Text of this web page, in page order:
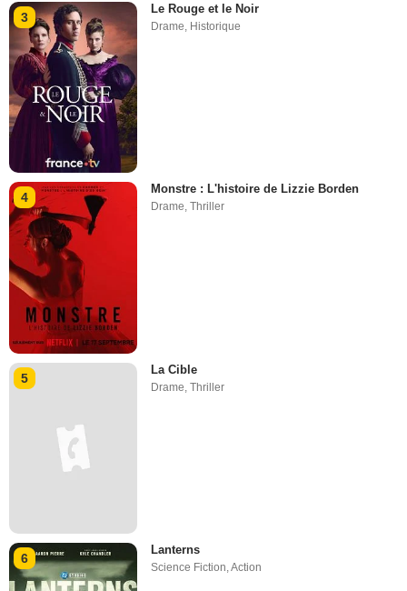
3
Le Rouge et le Noir
Drame, Historique
4
Monstre : L'histoire de Lizzie Borden
Drame,Thriller
5
La Cible
Drame ,Thriller
6
Lanterns
Science Fiction,Action